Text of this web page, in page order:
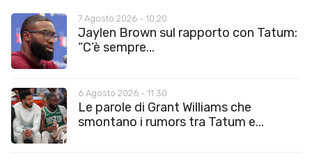
7 Agosto 2026 - 10:20
Jaylen Brown sul rapporto con Tatum:
“C’è sempre...
6 Agosto 2026 - 11:30
Le parole di Grant Williams che
smontano i rumors tra Tatum e...